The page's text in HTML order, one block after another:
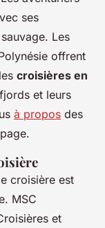
ses
Les
offrent
croisières en
et leurs
à propos des
croisière est
MSC
et